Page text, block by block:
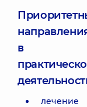
в
лечение